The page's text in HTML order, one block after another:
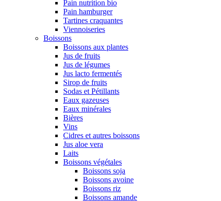
Pain nutrition bio
Pain hamburger
Tartines craquantes
Viennoiseries
Boissons
Boissons aux plantes
Jus de fruits
Jus de légumes
Jus lacto fermentés
Sirop de fruits
Sodas et Pétillants
Eaux gazeuses
Eaux minérales
Bières
Vins
Cidres et autres boissons
Jus aloe vera
Laits
Boissons végétales
Boissons soja
Boissons avoine
Boissons riz
Boissons amande